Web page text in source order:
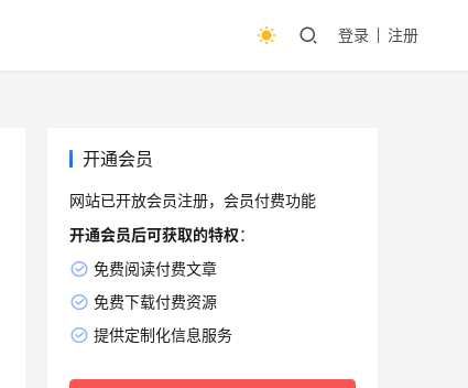
登录 注册
开通会员
网站已开放会员注册，会员付费功能
开通会员后可获取的特权：
免费阅读付费文章
免费下载付费资源
提供定制化信息服务